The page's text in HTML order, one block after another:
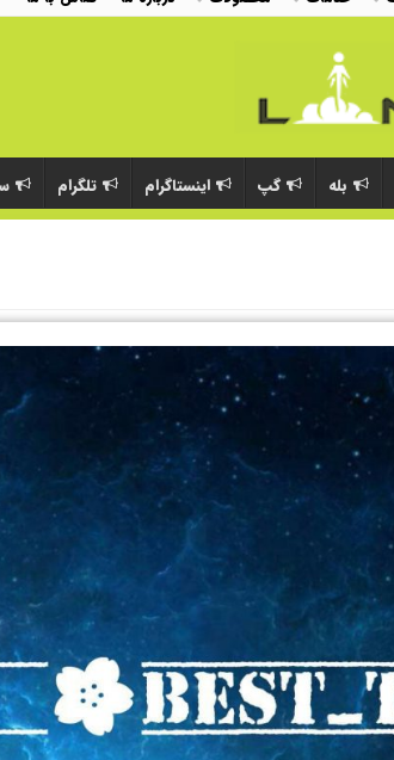
بله گپ اینستاگرام تلگرام